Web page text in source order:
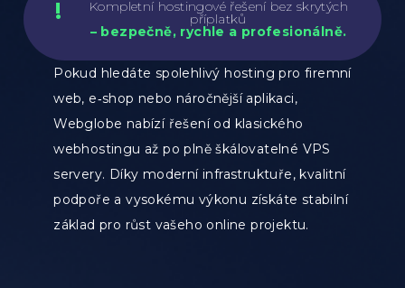
Kompletní hostingové řešení bez skrytých
příplatků
– bezpečně, rychle a profesionálně.
Pokud hledáte spolehlivý hosting pro firemní
web, e‑shop nebo náročnější aplikaci,
Webglobe nabízí řešení od klasického
webhostingu až po plně škálovatelné VPS
servery. Díky moderní infrastruktuře, kvalitní
podpoře a vysokému výkonu získáte stabilní
základ pro růst vašeho online projektu.